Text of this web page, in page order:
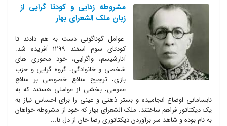
مشروطه زدایی و کودتا گرایی از
زبان ملک الشعرای بهار
عوامل گوناگونی دست به هم دادند تا
کودتای سوم اسفند 1299 آفریده شد.
آنارشیسم، واگرایی، خود محوری های
شخصی و خانوادگی، گروه گرایی و حزب
بازی، ترجیح منافع خصوصی بر منافع
عمومی، بخشی از عواملی هستند که به
نابسامانی اوضاع انجامیده و بستر ذهنی و عینی را برای احساس نیاز به
یک دیکتاتور فراهم ساختند. ملک الشعرای بهار که خود از مشروطه خواهان
به نام بوده و شاهد سر برآوردن دیکتاتوری رضا خان از دل نا...